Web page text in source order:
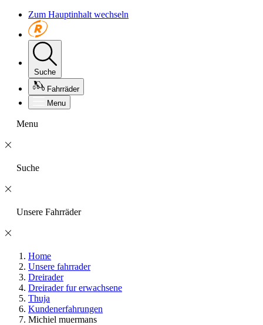
Zum Hauptinhalt wechseln
Suche
Fahrräder
Menu
Menu
Suche
Unsere Fahrräder
Home
Unsere fahrrader
Dreirader
Dreirader fur erwachsene
Thuja
Kundenerfahrungen
Michiel muermans